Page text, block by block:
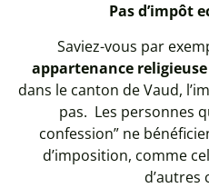
Pas d’impôt
Saviez-vous par
appartenance
dans le canton de Vaud,
pas. Les personnes
confession” ne
d’imposition, comme
d’autres